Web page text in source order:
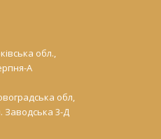
обл.,
А
обл,
Заводська 3-Д